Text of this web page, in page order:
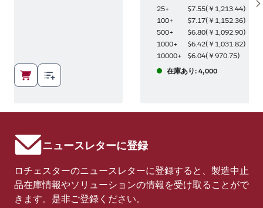
25+
$7.55(￥1,213.44)
100+
$7.17(￥1,152.36)
500+
$6.80(￥1,092.90)
1000+
$6.42(￥1,031.82)
10000+
$6.04(￥970.75)
在庫あり: 4,000
ニュースレターに登録
ロチェスターのニュースレターに登録すると、製造中止
品在庫情報やソリューションの情報を受け取ることがで
きます。是非ご登録ください。